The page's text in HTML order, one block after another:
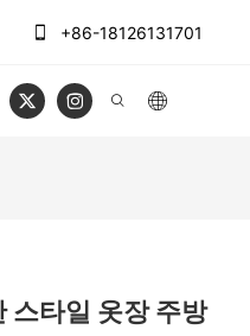
+86-18126131701
스타일 옷장 주방